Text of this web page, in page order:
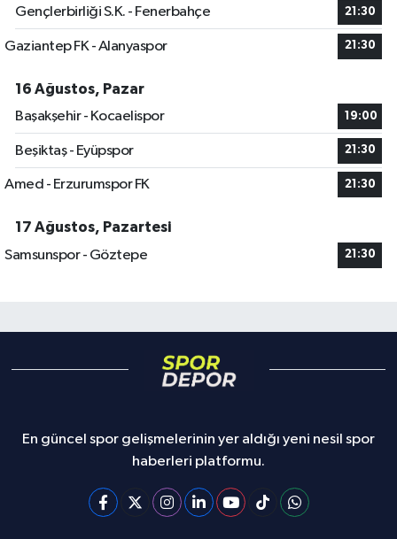
Gençlerbirliği S.K. - Fenerbahçe 21:30
Gaziantep FK - Alanyaspor 21:30
16 Ağustos, Pazar
Başakşehir - Kocaelispor
19:00
Beşiktaş - Eyüpspor 21:30
Amed - Erzurumspor FK 21:30
17 Ağustos, Pazartesi
Samsunspor - Göztepe
21:30
En güncel spor gelişmelerinin yer aldığı yeni nesil spor
haberleri platformu.